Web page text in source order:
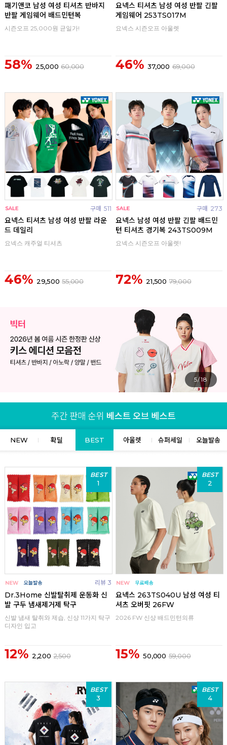
패기앤코 남성 여성 티셔츠 반바지
반팔 게임웨어 배드민턴복
시즌오프 25,000원 균일가!
58% 25,000 60,000
요넥스 티셔츠 남성 여성 반팔 긴팔
게임웨어 253TS017M
요넥스 시즌오프 아울렛
46% 37,000 69,000
구매 511
요넥스 티셔츠 남성 여성 반팔 라운
드 데일리
요넥스 캐주얼 티셔츠
46% 29,500 55,000
구매 273
요넥스 남성 여성 반팔 긴팔 배드민
턴 티셔츠 경기복 243TS009M
요넥스 시즌오프 아울렛!
72% 21,500 79,000
5/18
NEW 확딜 BEST 아울렛 슈퍼세일 오늘발송
BEST
1
리뷰 3
Dr.3Home 신발탈취제 운동화 신
발 구두 냄새제거제 탁구
신발 냄새 탈취와 제습, 신상 11가지 탁구
디자인 입고
12% 2,200 2,500
BEST
2
요넥스 263TS040U 남성 여성 티
셔츠 오버핏 26FW
2026 FW 신상 배드민턴의류
15% 50,000 59,000
BEST
3
BEST
4